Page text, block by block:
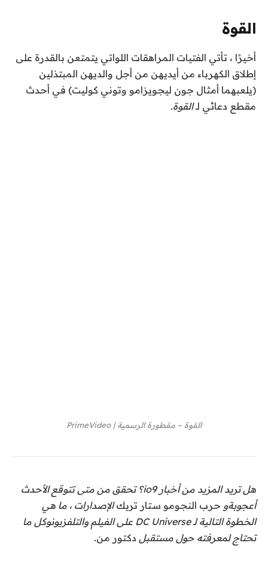
القوة
أخيرًا ، تأتي الفتيات المراهقات اللواتي يتمتعن بالقدرة على
إطلاق الكهرباء من أيديهن من أجل والديهن المبتذلين
(يلعبهما أمثال جون ليجويزامو وتوني كوليت) في أحدث
مقطع دعائي لـالقوة.
القوة – مقطورة الرسمية | PrimeVideo
هل تريد المزيد من أخبار io9؟ تحقق من متى تتوقع الأحدث
أعجوبةو حرب النجومو ستار تريكالإصدارات ، ما هي
الخطوة التالية لـDC Universe على الفيلم والتلفزيون
وكل ما
تحتاج لمعرفته حول مستقبل دكتور من.